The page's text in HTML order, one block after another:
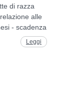
di razza
alle
- scadenza
Leggi